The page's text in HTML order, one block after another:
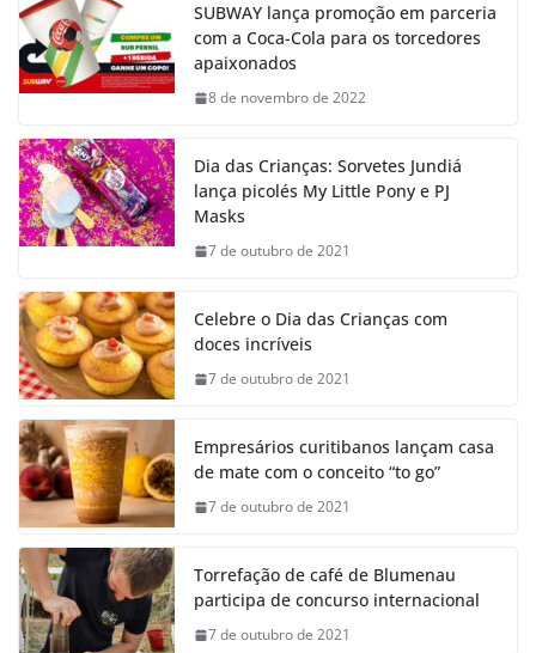
SUBWAY lança promoção em parceria
com a Coca-Cola para os torcedores
apaixonados
8 de novembro de 2022
Dia das Crianças: Sorvetes Jundiá
lança picolés My Little Pony e PJ
Masks
7 de outubro de 2021
Celebre o Dia das Crianças com
doces incríveis
7 de outubro de 2021
Empresários curitibanos lançam casa
de mate com o conceito “to go”
7 de outubro de 2021
Torrefação de café de Blumenau
participa de concurso internacional
7 de outubro de 2021